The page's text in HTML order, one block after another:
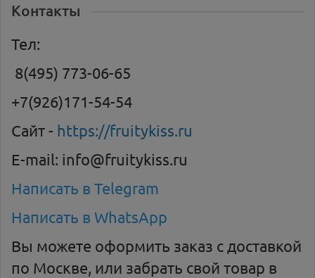
Контакты
Тел:
8(495) 773-06-65
+7(926)171-54-54
Сайт - https://fruitykiss.ru
E-mail: info@fruitykiss.ru
Написать в Telegram
Написать в WhatsApp
Вы можете оформить заказ с доставкой
по Москве, или забрать свой товар в